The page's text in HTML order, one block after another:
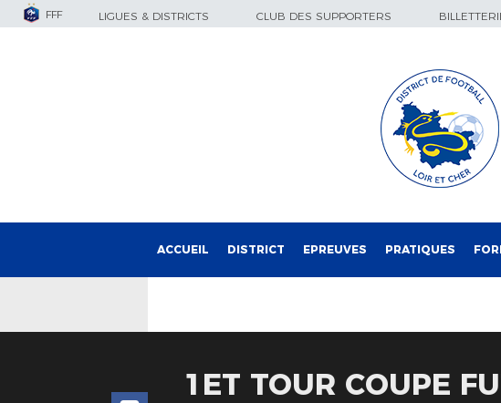
FFF LIGUES & DISTRICTS CLUB DES SUPPORTERS
ACCUEIL DISTRICT EPREUVES PRATIQUES
1ET TOUR COUPE